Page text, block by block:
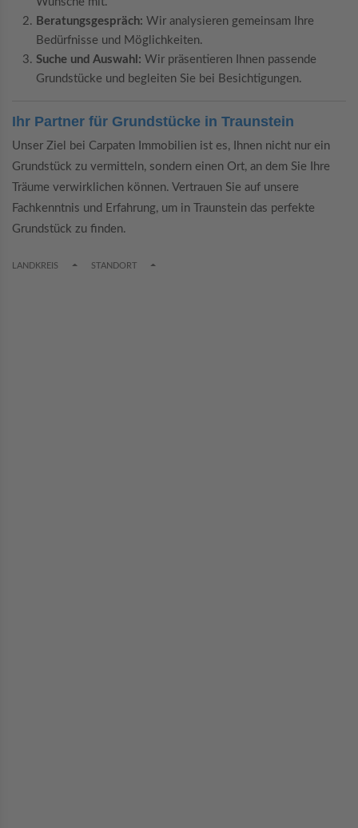
Beratungsgespräch: Wir analysieren gemeinsam Ihre
Bedürfnisse und Möglichkeiten.
Suche und Auswahl: Wir präsentieren Ihnen passende
Grundstücke und begleiten Sie bei Besichtigungen.
Ihr Partner für Grundstücke in Traunstein
Unser Ziel bei Carpaten Immobilien ist es, Ihnen nicht nur ein
Grundstück zu vermitteln, sondern einen Ort, an dem Sie Ihre
Träume verwirklichen können. Vertrauen Sie auf unsere
Fachkenntnis und Erfahrung, um in Traunstein das perfekte
Grundstück zu finden.
LANDKREIS TOGGLE DROPDOWN
STANDORT TOGGLE DROPDOWN